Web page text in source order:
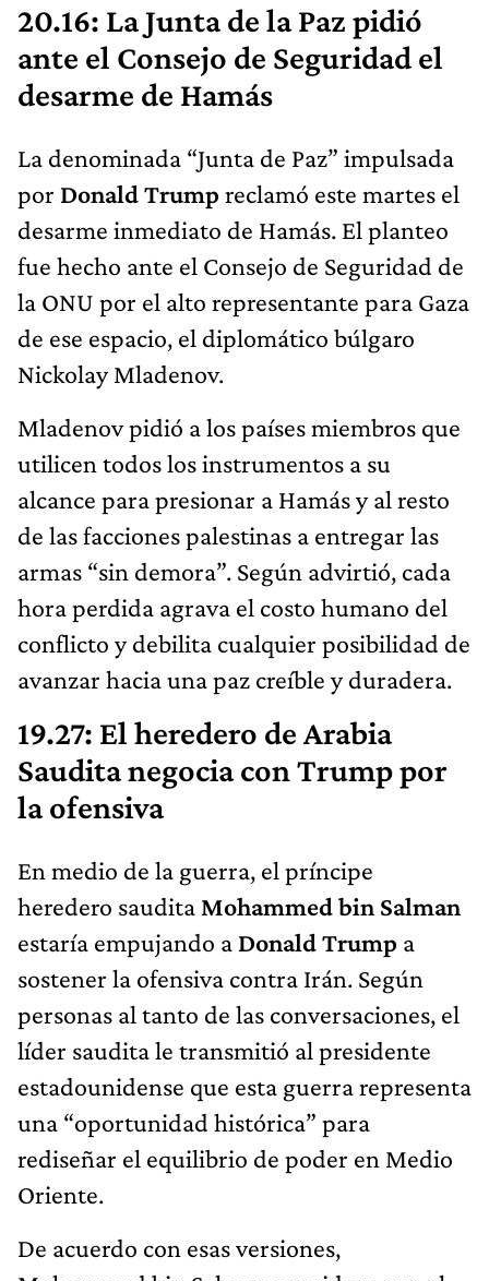
20.16: La Junta de la Paz pidió
ante el Consejo de Seguridad el
desarme de Hamás
La denominada “Junta de Paz” impulsada
por Donald Trump reclamó este martes el
desarme inmediato de Hamás. El planteo
fue hecho ante el Consejo de Seguridad de
la ONU por el alto representante para Gaza
de ese espacio, el diplomático búlgaro
Nickolay Mladenov.
Mladenov pidió a los países miembros que
utilicen todos los instrumentos a su
alcance para presionar a Hamás y al resto
de las facciones palestinas a entregar las
armas “sin demora”. Según advirtió, cada
hora perdida agrava el costo humano del
conflicto y debilita cualquier posibilidad de
avanzar hacia una paz creíble y duradera.
19.27: El heredero de Arabia
Saudita negocia con Trump por
la ofensiva
En medio de la guerra, el príncipe
heredero saudita Mohammed bin Salman
estaría empujando a Donald Trump a
sostener la ofensiva contra Irán. Según
personas al tanto de las conversaciones, el
líder saudita le transmitió al presidente
estadounidense que esta guerra representa
una “oportunidad histórica” para
rediseñar el equilibrio de poder en Medio
Oriente.
De acuerdo con esas versiones,